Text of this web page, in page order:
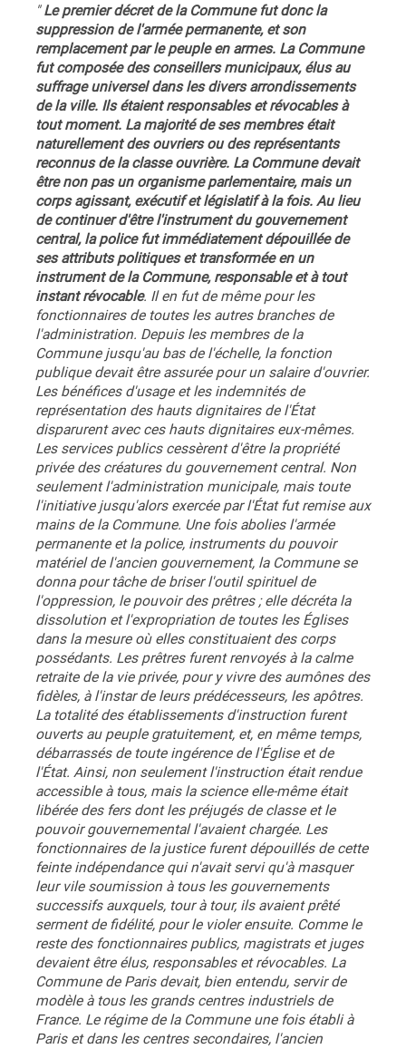
"Le premier décret de la Commune fut donc la
suppression de l'armée permanente, et son
remplacement par le peuple en armes. La Commune
fut composée des conseillers municipaux, élus au
suffrage universel dans les divers arrondissements
de la ville. Ils étaient responsables et révocables à
tout moment. La majorité de ses membres était
naturellement des ouvriers ou des représentants
reconnus de la classe ouvrière. La Commune devait
être non pas un organisme parlementaire, mais un
corps agissant, exécutif et législatif à la fois. Au lieu
de continuer d'être l'instrument du gouvernement
central, la police fut immédiatement dépouillée de
ses attributs politiques et transformée en un
instrument de la Commune, responsable et à tout
instant révocable. Il en fut de même pour les
fonctionnaires de toutes les autres branches de
l'administration. Depuis les membres de la
Commune jusqu'au bas de l'échelle, la fonction
publique devait être assurée pour un salaire d'ouvrier.
Les bénéfices d'usage et les indemnités de
représentation des hauts dignitaires de l'État
disparurent avec ces hauts dignitaires eux-mêmes.
Les services publics cessèrent d'être la propriété
privée des créatures du gouvernement central. Non
seulement l'administration municipale, mais toute
l'initiative jusqu'alors exercée par l'État fut remise aux
mains de la Commune. Une fois abolies l'armée
permanente et la police, instruments du pouvoir
matériel de l'ancien gouvernement, la Commune se
donna pour tâche de briser l'outil spirituel de
l'oppression, le pouvoir des prêtres ; elle décréta la
dissolution et l'expropriation de toutes les Églises
dans la mesure où elles constituaient des corps
possédants. Les prêtres furent renvoyés à la calme
retraite de la vie privée, pour y vivre des aumônes des
fidèles, à l'instar de leurs prédécesseurs, les apôtres.
La totalité des établissements d'instruction furent
ouverts au peuple gratuitement, et, en même temps,
débarrassés de toute ingérence de l'Église et de
l'État. Ainsi, non seulement l'instruction était rendue
accessible à tous, mais la science elle-même était
libérée des fers dont les préjugés de classe et le
pouvoir gouvernemental l'avaient chargée. Les
fonctionnaires de la justice furent dépouillés de cette
feinte indépendance qui n'avait servi qu'à masquer
leur vile soumission à tous les gouvernements
successifs auxquels, tour à tour, ils avaient prêté
serment de fidélité, pour le violer ensuite. Comme le
reste des fonctionnaires publics, magistrats et juges
devaient être élus, responsables et révocables. La
Commune de Paris devait, bien entendu, servir de
modèle à tous les grands centres industriels de
France. Le régime de la Commune une fois établi à
Paris et dans les centres secondaires, l'ancien